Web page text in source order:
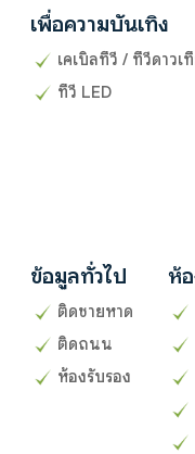
เพื่อความบันเทิง
เคเบิลทีวี / ทีวีดาวเ
ทีวี LED
ข้อมูลทั่วไป
ติดชายหาด
ติดถนน
ห้องรับรอง
ห้